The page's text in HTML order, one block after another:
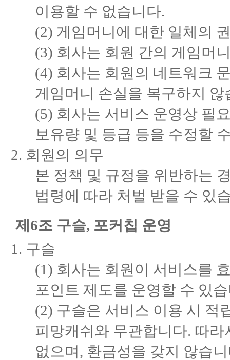
이용할 수 없습니다.
(2) 게임머니에 대한 일체의
(3) 회사는 회원 간의 게임머
(4) 회사는 회원의 네트워크
게임머니 손실을 복구하지 않
(5) 회사는 서비스 운영상 필
보유량 및 등급 등을 수정할
회원의 의무
본 정책 및 규정을 위반하는
법령에 따라 처벌 받을 수 있
제6조 구슬, 포커칩 운영
구슬
(1) 회사는 회원이 서비스를
포인트 제도를 운영할 수 있
(2) 구슬은 서비스 이용 시 적
피망캐쉬와 무관합니다. 따
없으며, 환금성을 갖지 않습